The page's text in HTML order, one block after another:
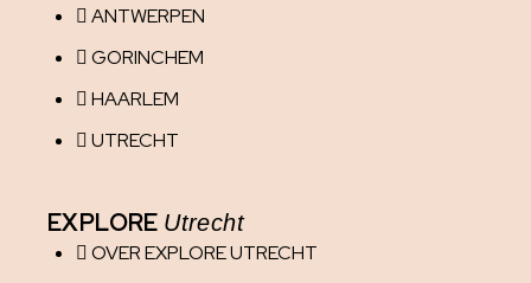
ANTWERPEN
GORINCHEM
HAARLEM
UTRECHT
EXPLORE Utrecht
OVER EXPLORE UTRECHT